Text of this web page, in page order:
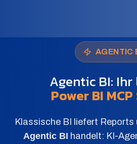
AGENTIC
Agentic BI:
Power BI
Klassische BI liefert Reports
Agentic BI handelt: KI-